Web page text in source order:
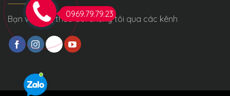
Bạn vui lòng theo dõi chúng tôi qua các kênh
0969.79.79.23